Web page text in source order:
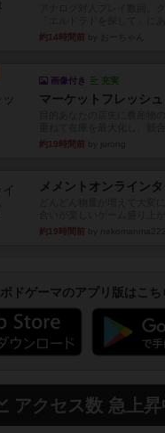
約14時間前
画像付き 充実
マーケットフレッシュ
約19時間前
メメントオンライン
約19時間前
ボドゲーマのアプリ版はこち
アクセス数 急上昇